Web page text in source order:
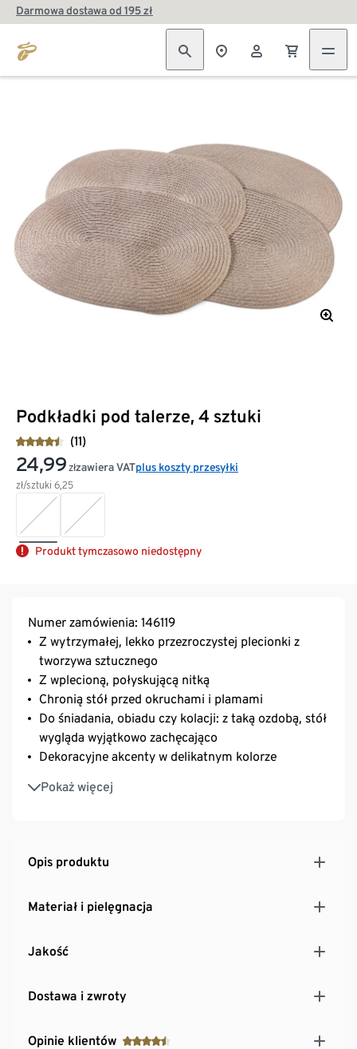
Darmowa dostawa od 195 zł
Podkładki pod talerze, 4 sztuki
(11)
24,99 zł
zł/sztuki 6,25
zawiera VATplus koszty przesyłki
Produkt tymczasowo niedostępny
Numer zamówienia: 146119
Z wytrzymałej, lekko przezroczystej plecionki z
tworzywa sztucznego
Z wplecioną, połyskującą nitką
Chronią stół przed okruchami i plamami
Do śniadania, obiadu czy kolacji: z taką ozdobą, stół
wygląda wyjątkowo zachęcająco
Dekoracyjne akcenty w delikatnym kolorze
Pokaż więcej
Czyścić wilgotną ściereczką
Opis produktu
Materiał i pielęgnacja
Jakość
Dostawa i zwroty
Opinie klientów